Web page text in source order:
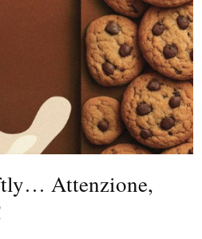
Attenzione,